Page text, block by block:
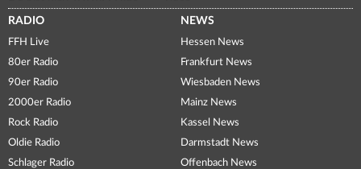
RADIO
FFH Live
80er Radio
90er Radio
2000er Radio
Rock Radio
Oldie Radio
Schlager Radio
NEWS
Hessen News
Frankfurt News
Wiesbaden News
Mainz News
Kassel News
Darmstadt News
Offenbach News